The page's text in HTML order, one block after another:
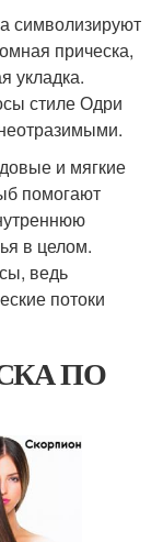
символизируют
прическа,
укладка.
стиле Одри
и мягкие
помогают
в целом.
ведь
потоки
ПО